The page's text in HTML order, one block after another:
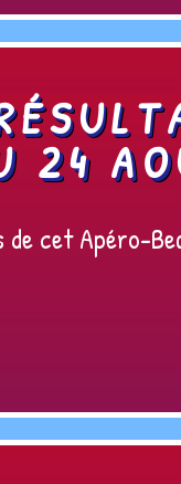
24
cet Apéro-